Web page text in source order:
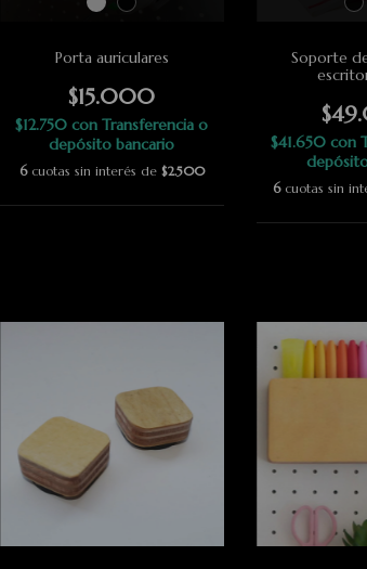
Porta auriculares
$15.000
$12.750con Transferencia o
depósito bancario
6 cuotas sin interés de $2.500
Soporte
$41.650con
6 cuotas sin